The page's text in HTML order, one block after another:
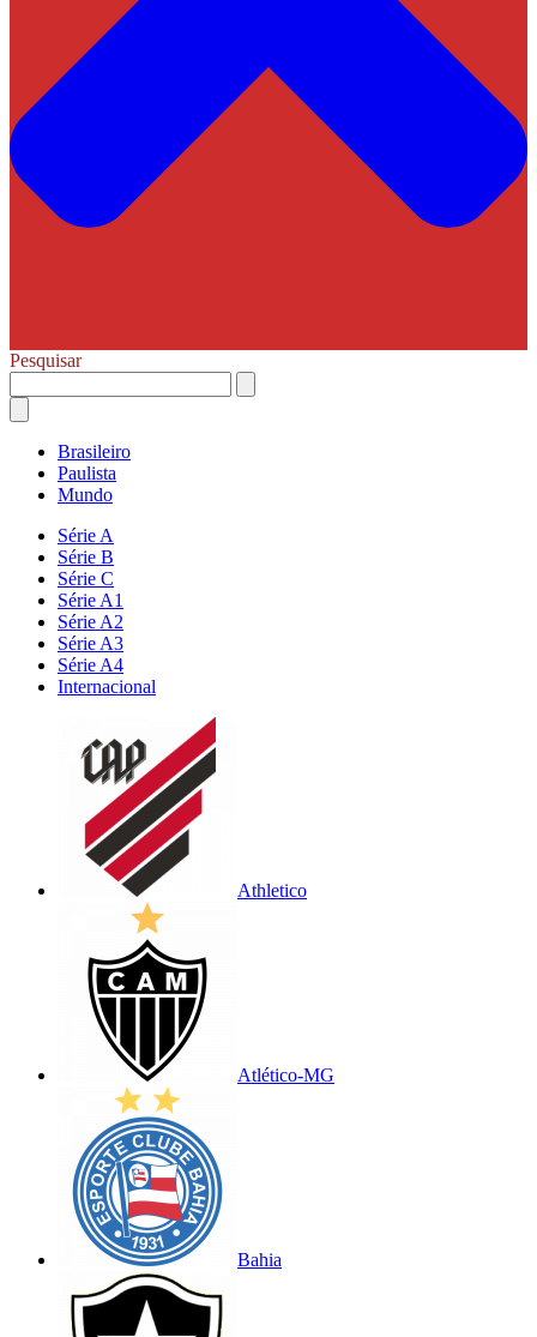
Pesquisar
Brasileiro
Paulista
Mundo
Série A
Série B
Série C
Série A1
Série A2
Série A3
Série A4
Internacional
Athletico
Atlético-MG
Bahia